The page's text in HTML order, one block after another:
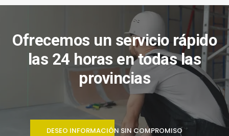
Ofrecemos un servicio rápido
las 24 horas en todas las
provincias
DESEO INFORMACIÓN SIN COMPROMISO